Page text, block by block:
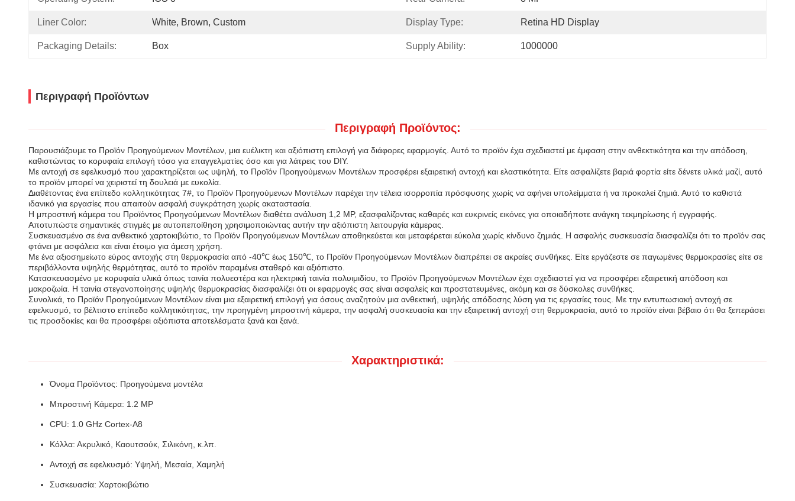
Liner Color: White, Brown, Custom Display Type: Retina HD Display
Packaging Details: Box Supply Ability: 1000000
Περιγραφή Προϊόντων
Περιγραφή Προϊόντος:
Παρουσιάζουμε το Προϊόν Προηγούμενων Μοντέλων, μια ευέλικτη και αξιόπιστη επιλογή για διάφορες εφαρμογές. Αυτό το προϊόν έχει σχεδιαστεί με έμφαση στην ανθεκτικότητα και την απόδοση,
καθιστώντας το κορυφαία επιλογή τόσο για επαγγελματίες όσο και για λάτρεις του DIY.
Με αντοχή σε εφελκυσμό που χαρακτηρίζεται ως υψηλή, το Προϊόν Προηγούμενων Μοντέλων προσφέρει εξαιρετική αντοχή και ελαστικότητα. Είτε ασφαλίζετε βαριά φορτία είτε δένετε υλικά μαζί, αυτό
το προϊόν μπορεί να χειριστεί τη δουλειά με ευκολία.
Διαθέτοντας ένα επίπεδο κολλητικότητας 7#, το Προϊόν Προηγούμενων Μοντέλων παρέχει την τέλεια ισορροπία πρόσφυσης χωρίς να αφήνει υπολείμματα ή να προκαλεί ζημιά. Αυτό το καθιστά
ιδανικό για εργασίες που απαιτούν ασφαλή συγκράτηση χωρίς ακαταστασία.
Η μπροστινή κάμερα του Προϊόντος Προηγούμενων Μοντέλων διαθέτει ανάλυση 1,2 MP, εξασφαλίζοντας καθαρές και ευκρινείς εικόνες για οποιαδήποτε ανάγκη τεκμηρίωσης ή εγγραφής.
Αποτυπώστε σημαντικές στιγμές με αυτοπεποίθηση χρησιμοποιώντας αυτήν την αξιόπιστη λειτουργία κάμερας.
Συσκευασμένο σε ένα ανθεκτικό χαρτοκιβώτιο, το Προϊόν Προηγούμενων Μοντέλων αποθηκεύεται και μεταφέρεται εύκολα χωρίς κίνδυνο ζημιάς. Η ασφαλής συσκευασία διασφαλίζει ότι το προϊόν σας
φτάνει με ασφάλεια και είναι έτοιμο για άμεση χρήση.
Με ένα αξιοσημείωτο εύρος αντοχής στη θερμοκρασία από -40℃ έως 150℃, το Προϊόν Προηγούμενων Μοντέλων διαπρέπει σε ακραίες συνθήκες. Είτε εργάζεστε σε παγωμένες θερμοκρασίες είτε σε
περιβάλλοντα υψηλής θερμότητας, αυτό το προϊόν παραμένει σταθερό και αξιόπιστο.
Κατασκευασμένο με κορυφαία υλικά όπως ταινία πολυεστέρα και ηλεκτρική ταινία πολυιμιδίου, το Προϊόν Προηγούμενων Μοντέλων έχει σχεδιαστεί για να προσφέρει εξαιρετική απόδοση και
μακροζωία. Η ταινία στεγανοποίησης υψηλής θερμοκρασίας διασφαλίζει ότι οι εφαρμογές σας είναι ασφαλείς και προστατευμένες, ακόμη και σε δύσκολες συνθήκες.
Συνολικά, το Προϊόν Προηγούμενων Μοντέλων είναι μια εξαιρετική επιλογή για όσους αναζητούν μια ανθεκτική, υψηλής απόδοσης λύση για τις εργασίες τους. Με την εντυπωσιακή αντοχή σε
εφελκυσμό, το βέλτιστο επίπεδο κολλητικότητας, την προηγμένη μπροστινή κάμερα, την ασφαλή συσκευασία και την εξαιρετική αντοχή στη θερμοκρασία, αυτό το προϊόν είναι βέβαιο ότι θα ξεπεράσει
τις προσδοκίες και θα προσφέρει αξιόπιστα αποτελέσματα ξανά και ξανά.
Χαρακτηριστικά:
Όνομα Προϊόντος: Προηγούμενα μοντέλα
Μπροστινή Κάμερα: 1.2 MP
CPU: 1.0 GHz Cortex-A8
Κόλλα: Ακρυλικό, Καουτσούκ, Σιλικόνη, κ.λπ.
Αντοχή σε εφελκυσμό: Υψηλή, Μεσαία, Χαμηλή
Συσκευασία: Χαρτοκιβώτιο